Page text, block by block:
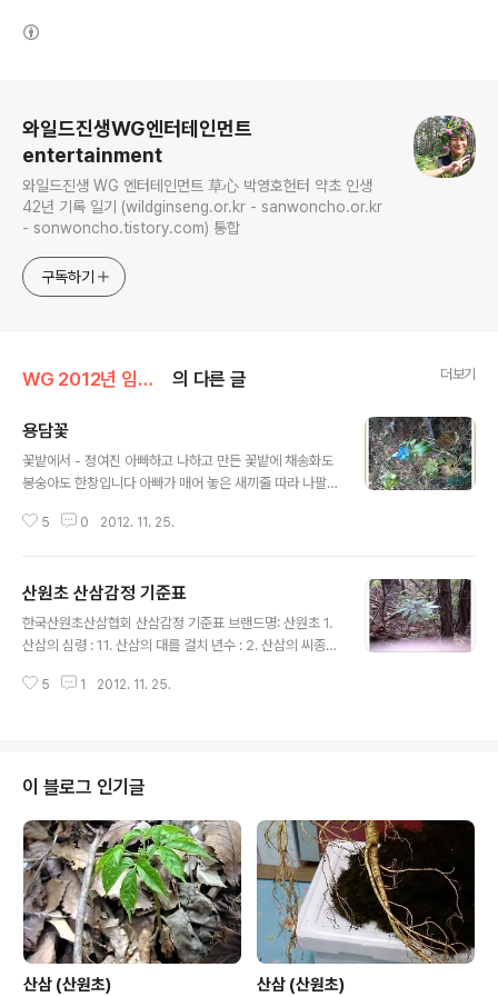
와일드진생WG엔터테인먼트
entertainment
와일드진생 WG 엔터테인먼트 草心 박영호헌터 약초 인생
42년 기록 일기 (wildginseng.or.kr - sanwoncho.or.kr
- sonwoncho.tistory.com) 통합
구독하기
WG 2012년 임진년 기록 의 다른 글 더보기
용담꽃
꽃밭에서 - 정여진 아빠하고 나하고 만든 꽃밭에 채송화도
봉숭아도 한창입니다 아빠가 매어 놓은 새끼줄 따라 나팔
아빠 생각나서 꽃을 봅니다 아빠는 꽃 보며 살자 그랬죠 날
5 0 2012. 11. 25.
산원초 산삼감정 기준표
한국산원초산삼협회 산삼감정 기준표 브랜드명: 산원초 1.
산삼의 심령 : 11. 산삼의 대를 걸치 년수 : 2. 산삼의 씨종자
3. 산삼의 뇌두의 굴기와 폭의 생김 : 4. 산삼의 입장의 수
옥주의 유무 : 17. 산삼의 1차 약통과 2차 약통의 유무 : 8.
산삼의 황의 유무 : 18. 산삼의 미 정리와 미의 힘의 유무 :
9. 산삼의 표면 색갈과 질감 그리고 두께: 19. 산삼의 턱수
의 유 무 와 턱수의 크기 : 10. 산삼의 입장의..
5 1 2012. 11. 25.
이 블로그 인기글
산삼 (산원초) 산삼 (산원초)